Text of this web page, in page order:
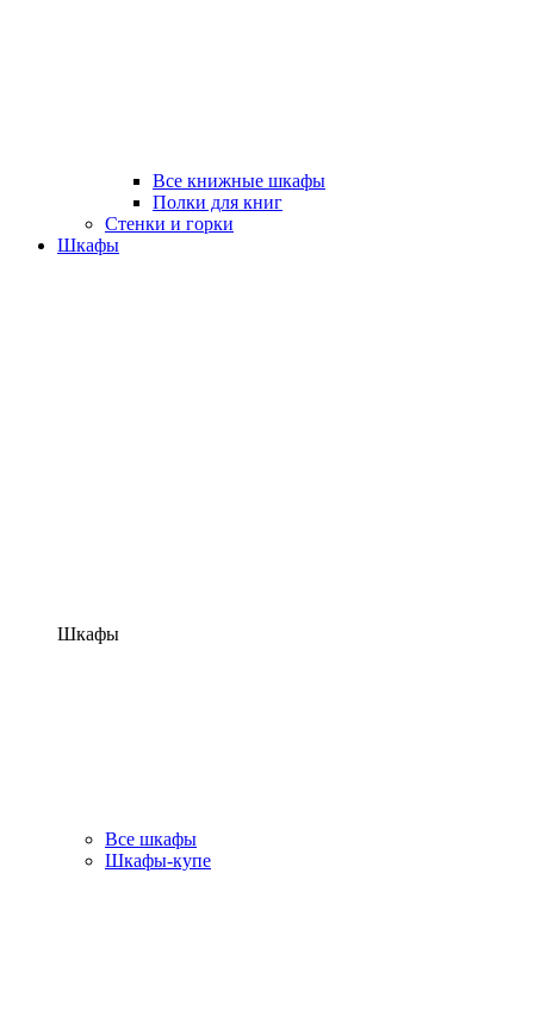
Все книжные шкафы
Полки для книг
Стенки и горки
Шкафы
Шкафы
Все шкафы
Шкафы-купе